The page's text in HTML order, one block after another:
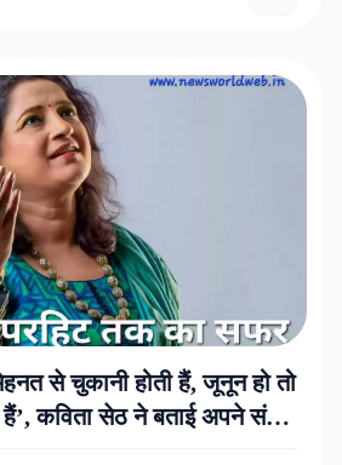
से चुकानी होती हैं, जूनून हो तो
कव‍िता सेठ ने बताई अपने संघर्ष